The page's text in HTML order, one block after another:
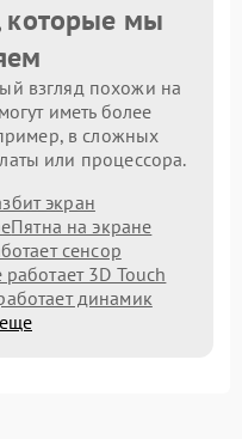
которые мы
взгляд похожи на
иметь более
в сложных
или процессора.
экран
Пятна на экране
сенсор
работает 3D Touch
динамик